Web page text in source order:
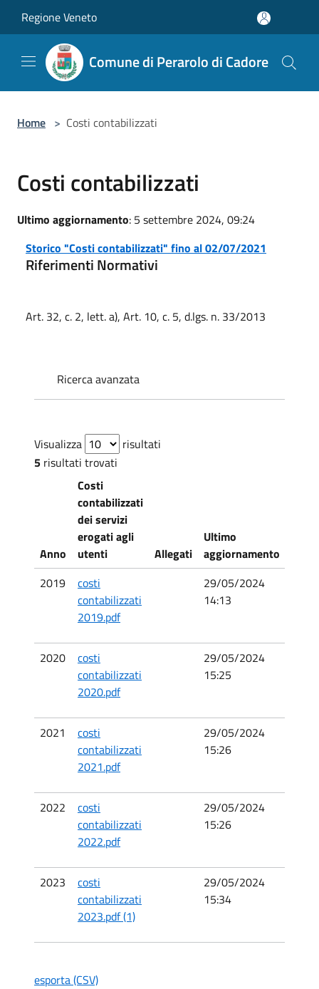
Regione Veneto
Comune di Perarolo di Cadore
Home > Costi contabilizzati
Costi contabilizzati
Ultimo aggiornamento: 5 settembre 2024, 09:24
Storico "Costi contabilizzati" fino al 02/07/2021
Riferimenti Normativi
Art. 32, c. 2, lett. a), Art. 10, c. 5, d.lgs. n. 33/2013
Ricerca avanzata
Visualizza
risultati
5 risultati trovati
Anno
Costi
contabilizzati
dei servizi
erogati agli
utenti
Allegati
Ultimo
aggiornamento
2019
costi
contabilizzati
2019.pdf
29/05/2024
14:13
2020
costi
contabilizzati
2020.pdf
29/05/2024
15:25
2021
costi
contabilizzati
2021.pdf
29/05/2024
15:26
2022
costi
contabilizzati
2022.pdf
29/05/2024
15:26
2023
costi
contabilizzati
2023.pdf (1)
29/05/2024
15:34
esporta (CSV)